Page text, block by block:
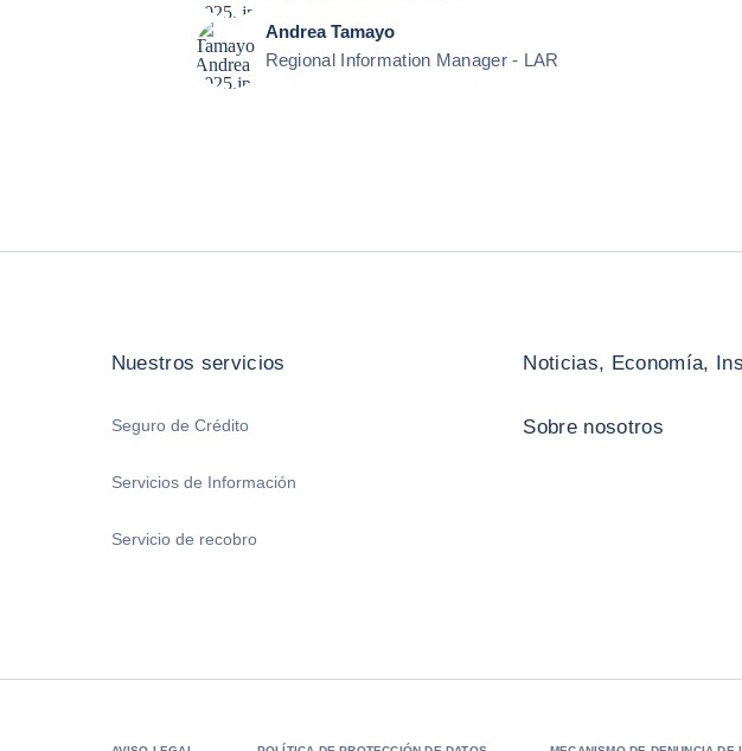
Andrea Tamayo
Regional Information Manager - LAR
Nuestros servicios
Seguro de Crédito
Servicios de Información
Servicio de recobro
Noticias, Economía,
Sobre nosotros